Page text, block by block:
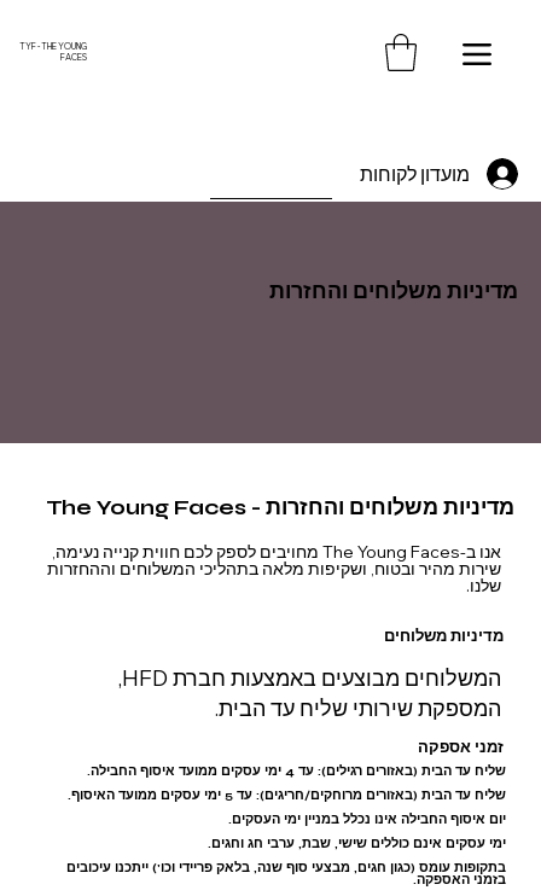
מועדון לקוחות
TYF - THE YOUNG
FACES
מדיניות משלוחים והחזרות
מדיניות משלוחים והחזרות - The Young Faces
אנו ב-The Young Faces מחויבים לספק לכם חווית קנייה נעימה,
שירות מהיר ובטוח, ושקיפות מלאה בתהליכי המשלוחים וההחזרות
שלנו.
מדיניות משלוחים
המשלוחים מבוצעים באמצעות חברת HFD,
המספקת שירותי שליח עד הבית.
זמני אספקה
שליח עד הבית (באזורים רגילים): עד 4 ימי עסקים ממועד איסוף החבילה.
שליח עד הבית (באזורים מרוחקים/חריגים): עד 5 ימי עסקים ממועד האיסוף.
יום איסוף החבילה אינו נכלל במניין ימי העסקים.
ימי עסקים אינם כוללים שישי, שבת, ערבי חג וחגים.
בתקופות עומס (כגון חגים, מבצעי סוף שנה, בלאק פריידי וכו') ייתכנו עיכובים
בזמני האספקה.